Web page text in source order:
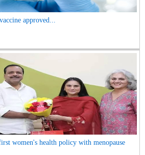
approved...
women's health policy with menopause